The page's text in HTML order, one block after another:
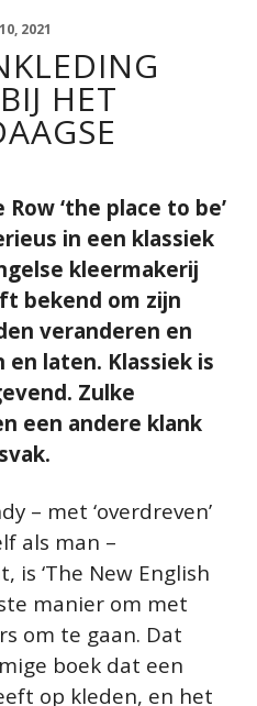
2021
HET
‘the place to be’
in een klassiek
kleermakerij
bekend om zijn
veranderen en
en laten. Klassiek is
Zulke
een andere klank
– met ‘overdreven’
als man –
is ‘The New English
manier om met
om te gaan. Dat
boek dat een
op kleden, en het